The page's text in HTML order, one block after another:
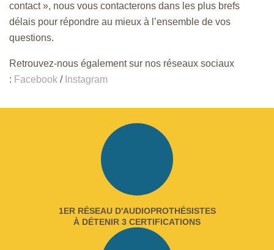
contact », nous vous contacterons dans les plus brefs
délais pour répondre au mieux à l’ensemble de vos
questions.
Retrouvez-nous également sur nos réseaux sociaux
: Facebook / Instagram
1ER RÉSEAU D'AUDIOPROTHÉSISTES
À DÉTENIR 3 CERTIFICATIONS